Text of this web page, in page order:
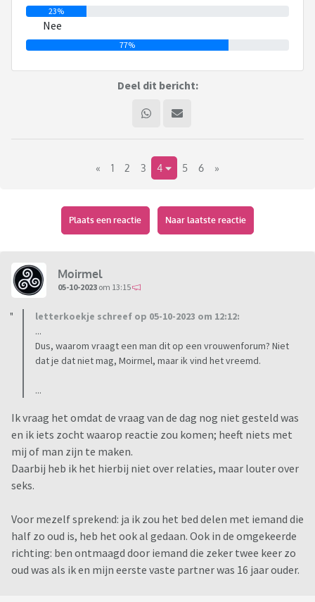
Enzovoort.
Je plaatst het topic in huiskamer. Je zet in de titel: Ja/nee
met de datum en de stelling/het woord. Vervolgens maak je
peilingopties de opties ja en nee. En het max aantal
antwoorden 1.
Kopieer tot slot deze hele tekst plaats deze in je bericht,
bedoeling is.
23%
Nee
77%
Deel dit bericht:
« 1 2 3 4 5 6 »
Plaats een reactie Naar laatste reactie
Moirmel
05-10-2023 om 13:15
letterkoekje schreef op 05-10-2023 om 12:12:
...
Dus, waarom vraagt een man dit op een vrouwenforum? Niet
dat je dat niet mag, Moirmel, maar ik vind het vreemd.
...
Ik vraag het omdat de vraag van de dag nog niet gesteld was
en ik iets zocht waarop reactie zou komen; heeft niets met
mij of man zijn te maken.
Daarbij heb ik het hierbij niet over relaties, maar louter over
seks.
Voor mezelf sprekend: ja ik zou het bed delen met iemand die
half zo oud is, heb het ook al gedaan. Ook in de omgekeerde
richting: ben ontmaagd door iemand die zeker twee keer zo
oud was als ik en mijn eerste vaste partner was 16 jaar ouder.